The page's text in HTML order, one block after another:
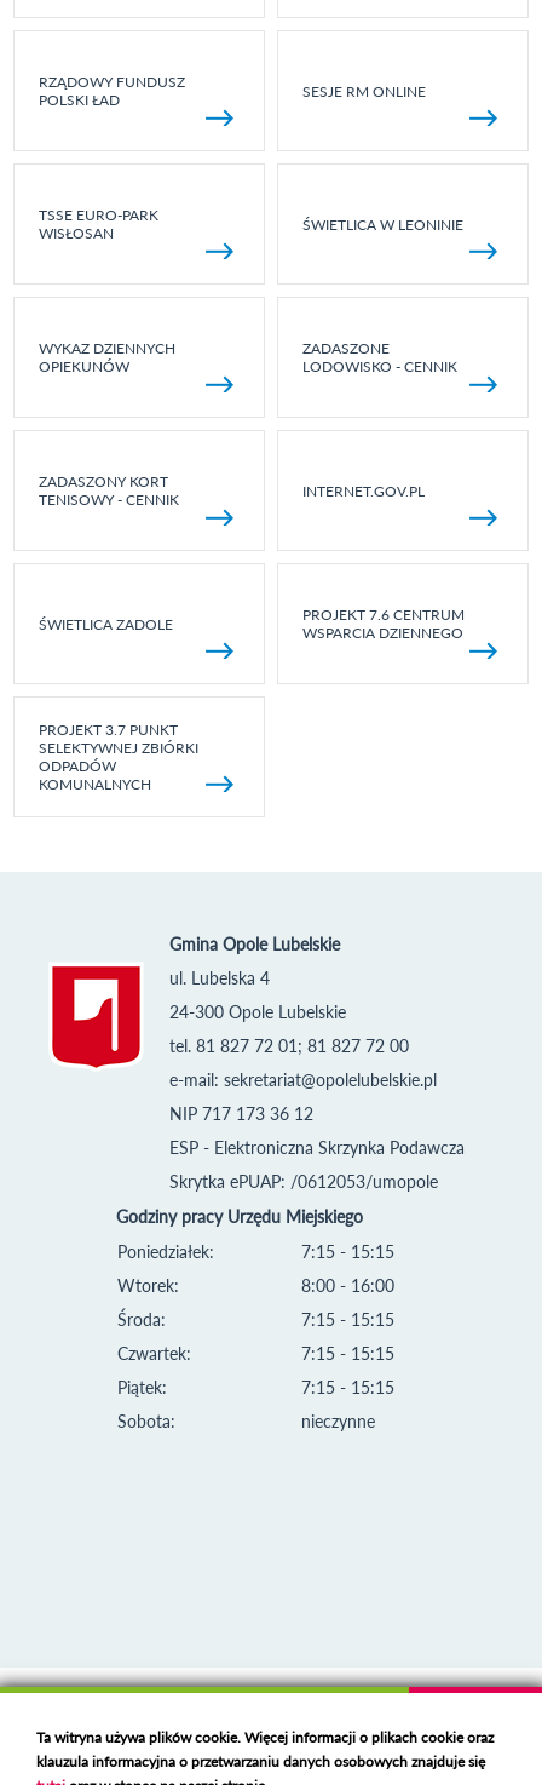
RZĄDOWY FUNDUSZ
POLSKI ŁAD
SESJE RM ONLINE
TSSE EURO-PARK
WISŁOSAN
ŚWIETLICA W LEONINIE
WYKAZ DZIENNYCH
OPIEKUNÓW
ZADASZONE
LODOWISKO - CENNIK
ZADASZONY KORT
TENISOWY - CENNIK
INTERNET.GOV.PL
ŚWIETLICA ZADOLE
PROJEKT 7.6 CENTRUM
WSPARCIA DZIENNEGO
PROJEKT 3.7 PUNKT
SELEKTYWNEJ ZBIÓRKI
ODPADÓW
KOMUNALNYCH
Gmina Opole Lubelskie
ul. Lubelska 4
24-300 Opole Lubelskie
tel. 81 827 72 01; 81 827 72 00
e-mail: sekretariat@opolelubelskie.pl
NIP 717 173 36 12
ESP - Elektroniczna Skrzynka Podawcza
Skrytka ePUAP: /0612053/umopole
Godziny pracy Urzędu Miejskiego
Poniedziałek:
Wtorek:
Środa:
Czwartek:
Piątek:
Sobota:
7:15 - 15:15
8:00 - 16:00
7:15 - 15:15
7:15 - 15:15
7:15 - 15:15
nieczynne
Deklaracja dostępności
Polski serwer RBLhttps://polspam.pl/
Ta witryna używa plików cookie. Więcej informacji o plikach cookie oraz
klauzula informacyjna o przetwarzaniu danych osobowych znajduje się